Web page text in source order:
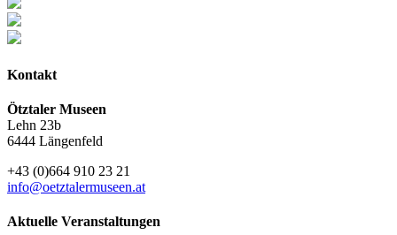
Kontakt
Ötztaler Museen
Lehn 23b
6444 Längenfeld
+43 (0)664 910 23 21
info@oetztalermuseen.at
Aktuelle Veranstaltungen